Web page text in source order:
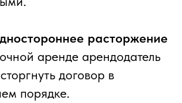
расторжение
аренде арендодатель
договор в
порядке.